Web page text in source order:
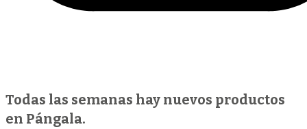
Todas las semanas hay nuevos productos
en Pángala.